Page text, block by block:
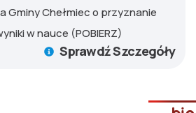
Gminy Chełmiec o przyznanie
w nauce (POBIERZ)
Sprawdź Szczegóły